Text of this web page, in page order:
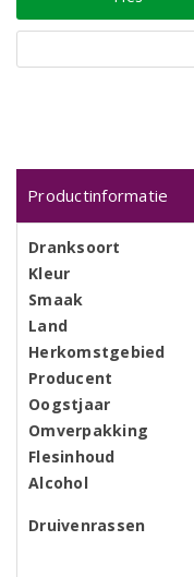
Productinformatie
Dranksoort
Kleur
Smaak
Land
Herkomstgebied
Producent
Oogstjaar
Omverpakking
Flesinhoud
Alcohol
Druivenrassen